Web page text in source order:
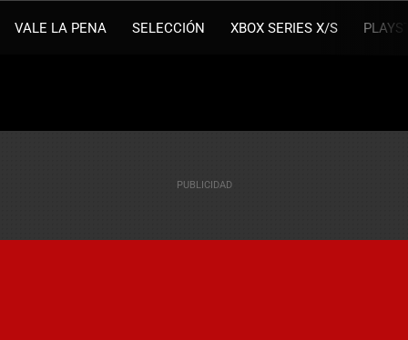
VALE LA PENA SELECCIÓN XBOX SERIES X/S